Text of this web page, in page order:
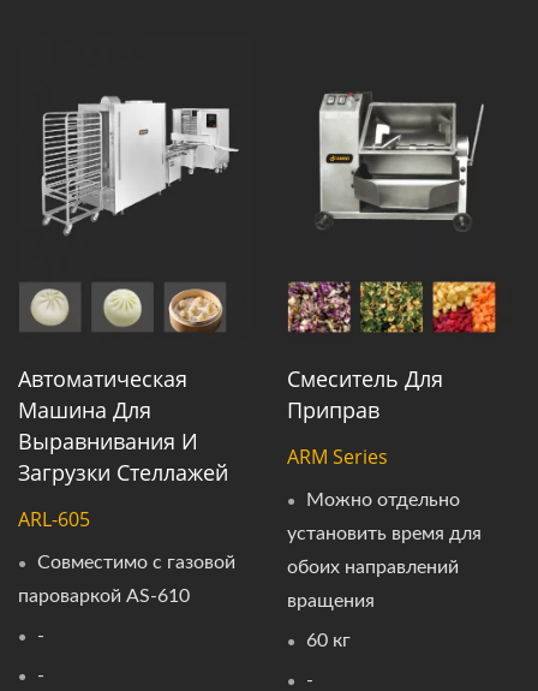
Автоматическая
Машина Для
Выравнивания И
Загрузки Стеллажей
ARL-605
Совместимо с газовой
пароваркой AS-610
-
-
Смеситель Для
Приправ
ARM Series
Можно отдельно
установить время для
обоих направлений
вращения
60 кг
-